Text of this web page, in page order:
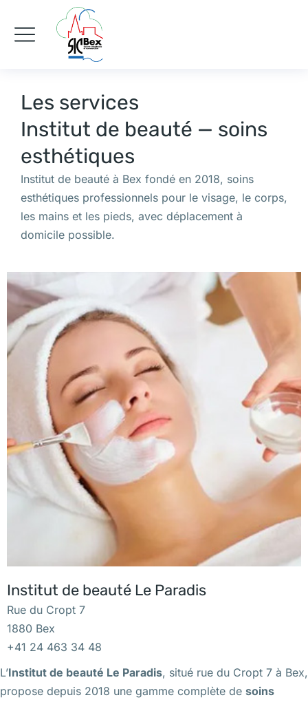
Les services
Institut de beauté — soins
esthétiques
Institut de beauté à Bex fondé en 2018, soins
esthétiques professionnels pour le visage, le corps,
les mains et les pieds, avec déplacement à
domicile possible.
Institut de beauté Le Paradis
Rue du Cropt 7
1880 Bex
+41 24 463 34 48
L’Institut de beauté Le Paradis, situé rue du Cropt 7 à Bex,
propose depuis 2018 une gamme complète de soins